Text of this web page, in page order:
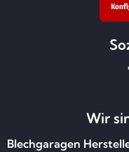
Wir
Blechgaragen